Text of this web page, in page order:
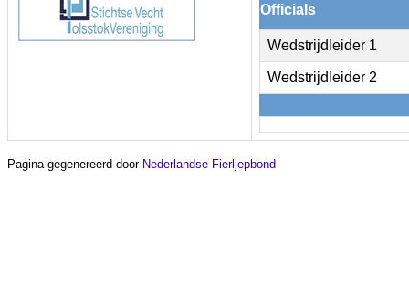
Officials
Wedstrijdleider 1
Wedstrijdleider 2
Pagina gegenereerd door Nederlandse Fierljepbond